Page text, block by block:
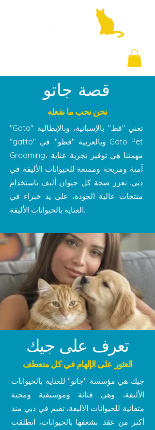
قصة جاتو
نحن نحب ما نفعله
"Gato" تعني "قط" بالإسبانية، وبالإيطالية
"gatto" وبالعربية "قطو". في Gato Pet
Grooming، مهمتنا هي توفير تجربة عناية
آمنة ومريحة وممتعة للحيوانات الأليفة في
دبي. نعزز صحة كل حيوان أليف باستخدام
منتجات عالية الجودة، على يد خبراء في
العناية بالحيوانات الأليفة.
تعرف على جيك
العثور على الإلهام في كل منعطف
جيك هي مؤسسة "جاتو" للعناية بالحيوانات
الأليفة، وهي فنانة وموسيقية ومحبة
متفانية للحيوانات الأليفة، تقيم في دبي منذ
أكثر من عقد. بشغفها بالحيوانات، انطلقت